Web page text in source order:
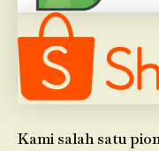
Kami salah satu